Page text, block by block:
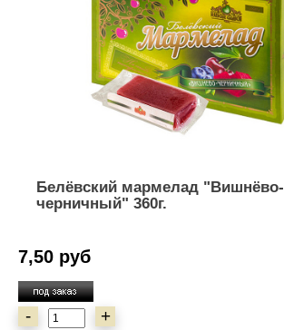
Белёвский мармелад "Вишнёво-
черничный" 360г.
7,50 руб
- +